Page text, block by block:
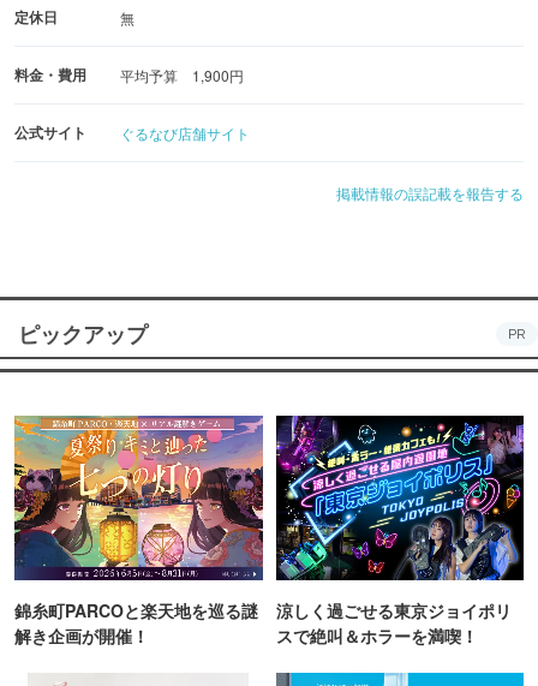
定休日 無
料金・費用 平均予算 1,900円
公式サイト ぐるなび店舗サイト
掲載情報の誤記載を報告する
ピックアップ PR
錦糸町PARCOと楽天地を巡る謎
解き企画が開催！
涼しく過ごせる東京ジョイポリ
スで絶叫＆ホラーを満喫！